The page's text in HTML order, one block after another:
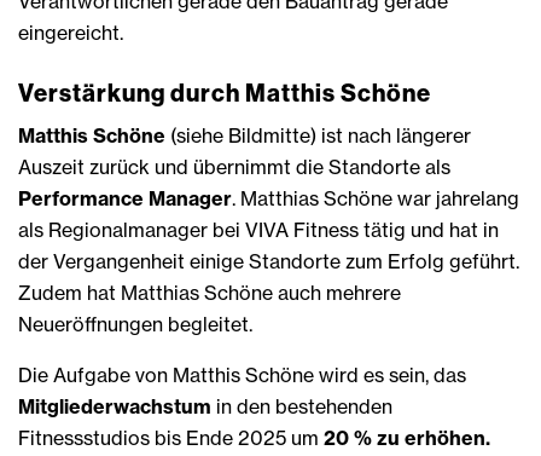
eingereicht.
Verstärkung durch Matthis Schöne
Matthis Schöne (siehe Bildmitte) ist nach längerer
Auszeit zurück und übernimmt die Standorte als
Performance Manager. Matthias Schöne war jahrelang
als Regionalmanager bei VIVA Fitness tätig und hat in
der Vergangenheit einige Standorte zum Erfolg geführt.
Zudem hat Matthias Schöne auch mehrere
Neueröffnungen begleitet.
Die Aufgabe von Matthis Schöne wird es sein, das
Mitgliederwachstum in den bestehenden
Fitnessstudios bis Ende 2025 um 20 % zu erhöhen.